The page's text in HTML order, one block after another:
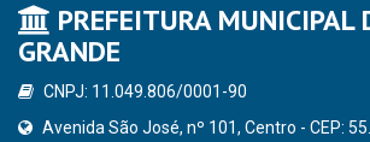
PREFEITURA MUNICIPAL
GRANDE
CNPJ: 11.049.806/0001-90
Avenida São José, nº 101, Centro - CEP: